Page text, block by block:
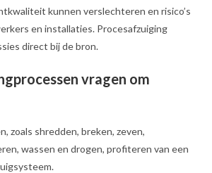
kunnen verslechteren en risico’s
en installaties. Procesafzuiging
direct bij de bron.
vragen om
zoals shredden, breken, zeven,
wassen en drogen, profiteren van een